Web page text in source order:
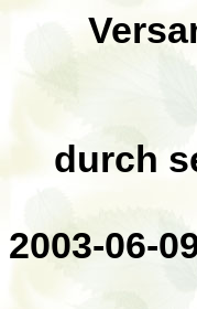
durch
2003-06-